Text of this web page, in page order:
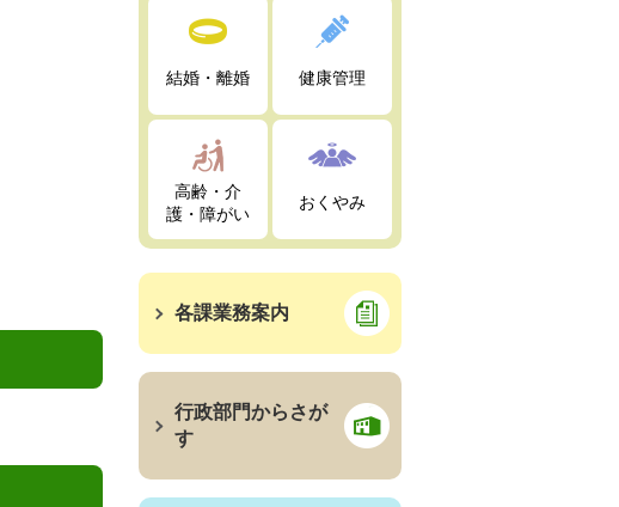
結婚・離婚 健康管理
高齢・介
護・障がい
おくやみ
各課業務案内
行政部門からさが
す